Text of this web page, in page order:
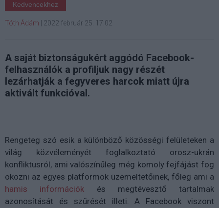
Kedvencekhez
Tóth Ádám 2022 február 25. 17:02
A saját biztonságukért aggódó Facebook-
felhasználók a profiljuk nagy részét
lezárhatják a fegyveres harcok miatt újra
aktivált funkcióval.
Rengeteg szó esik a különböző közösségi felületeken a
világ közvéleményét foglalkoztató orosz-ukrán
konfliktusról, ami valószínűleg még komoly fejfájást fog
okozni az egyes platformok üzemeltetőinek, főleg ami a
hamis információk és megtévesztő tartalmak
azonosítását és szűrését illeti. A Facebook viszont